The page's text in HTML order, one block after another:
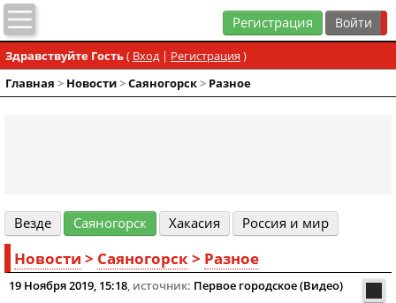
Регистрация
Здравствуйте Гость( Вход| Регистрация )
Главная > Новости>Cаяногорск> Разное
Везде Cаяногорск Хакасия Россия и мир
Новости > Cаяногорск> Разное
19 Ноября 2019, 15:18, источник: Первое городское (Видео)